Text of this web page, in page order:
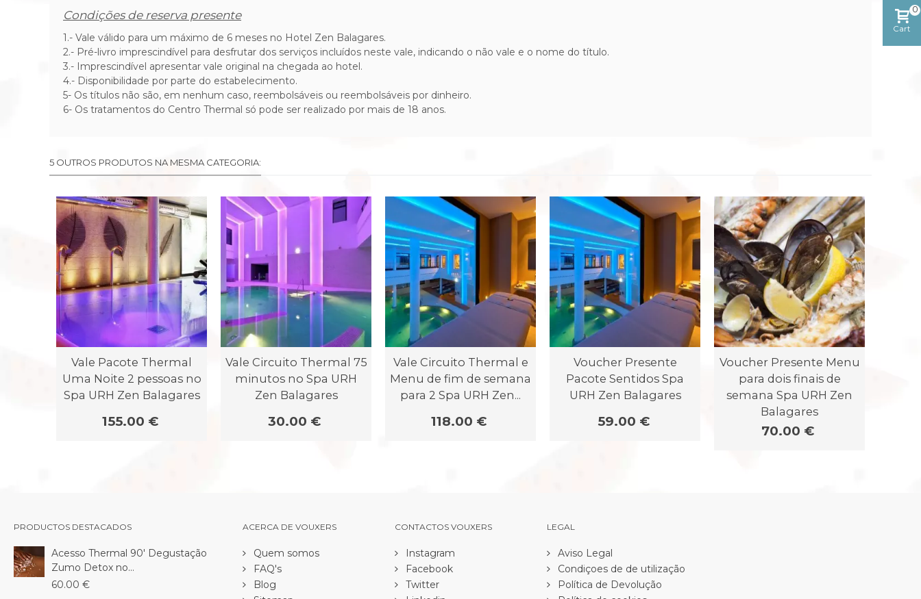
Condições de reserva presente
1.- Vale válido para um máximo de 6 meses no Hotel Zen Balagares.
2.- Pré-livro imprescindível para desfrutar dos serviços incluídos neste vale, indicando o não vale e o nome do título.
3.- Imprescindível apresentar vale original na chegada ao hotel.
4.- Disponibilidade por parte do estabelecimento.
5- Os títulos não são, em nenhum caso, reembolsáveis ou reembolsáveis por dinheiro.
6- Os tratamentos do Centro Thermal só pode ser realizado por mais de 18 anos.
5 OUTROS PRODUTOS NA MESMA CATEGORIA:
Vale Pacote Thermal
Uma Noite 2 pessoas no
Spa URH Zen Balagares
155.00 €
Vale Circuito Thermal 75
minutos no Spa URH
Zen Balagares
30.00 €
Vale Circuito Thermal e
Menu de fim de semana
para 2 Spa URH Zen...
118.00 €
Voucher Presente
Pacote Sentidos Spa
URH Zen Balagares
59.00 €
Voucher Presente Menu
para dois finais de
semana Spa URH Zen
Balagares
70.00 €
PRODUCTOS DESTACADOS
Acesso Thermal 90' Degustação
Zumo Detox no...
60.00 €
ACERCA DE VOUXERS
Quem somos
FAQ's
Blog
CONTACTOS VOUXERS
Instagram
Facebook
Twitter
LEGAL
Aviso Legal
Condiçoes de de utilização
Política de Devolução
Cart
0